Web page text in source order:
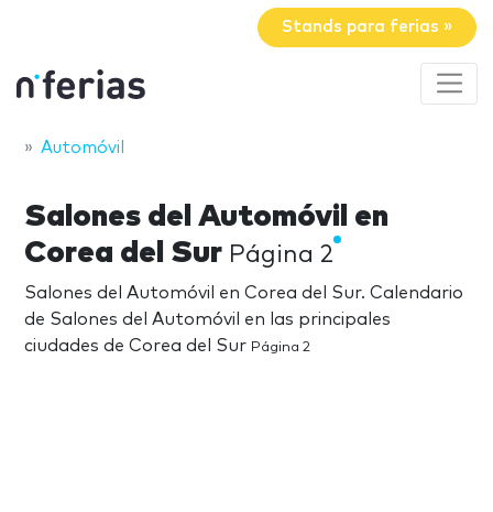
Stands para ferias »
Automóvil
Salones del Automóvil en
Corea del Sur Página 2
Salones del Automóvil en Corea del Sur. Calendario
de Salones del Automóvil en las principales
ciudades de Corea del Sur Página 2